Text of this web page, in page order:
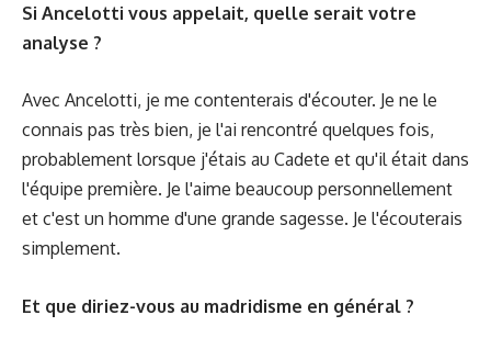
Si Ancelotti vous appelait, quelle serait votre
analyse ?
Avec Ancelotti, je me contenterais d'écouter. Je ne le
connais pas très bien, je l'ai rencontré quelques fois,
probablement lorsque j'étais au Cadete et qu'il était dans
l'équipe première. Je l'aime beaucoup personnellement
et c'est un homme d'une grande sagesse. Je l'écouterais
simplement.
Et que diriez-vous au madridisme en général ?